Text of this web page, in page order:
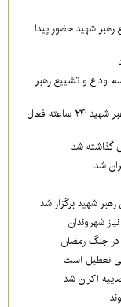
شهید حضور پیدا
وداع و تشییع رهبر
ناوگان حمل‌ونقل عمومی البرز در ایام وداع و تشییع رهبر شهید ۲۴ ساعته فعال
گذاشته شد
شد
شهید برگزار شد
شهروندان
در جنگ رمضان
تعطیل است
اکران شد